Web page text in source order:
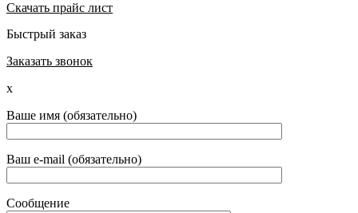
Скачать прайс лист
Быстрый заказ
Заказать звонок
x
Ваше имя (обязательно)
Ваш e-mail (обязательно)
Сообщение